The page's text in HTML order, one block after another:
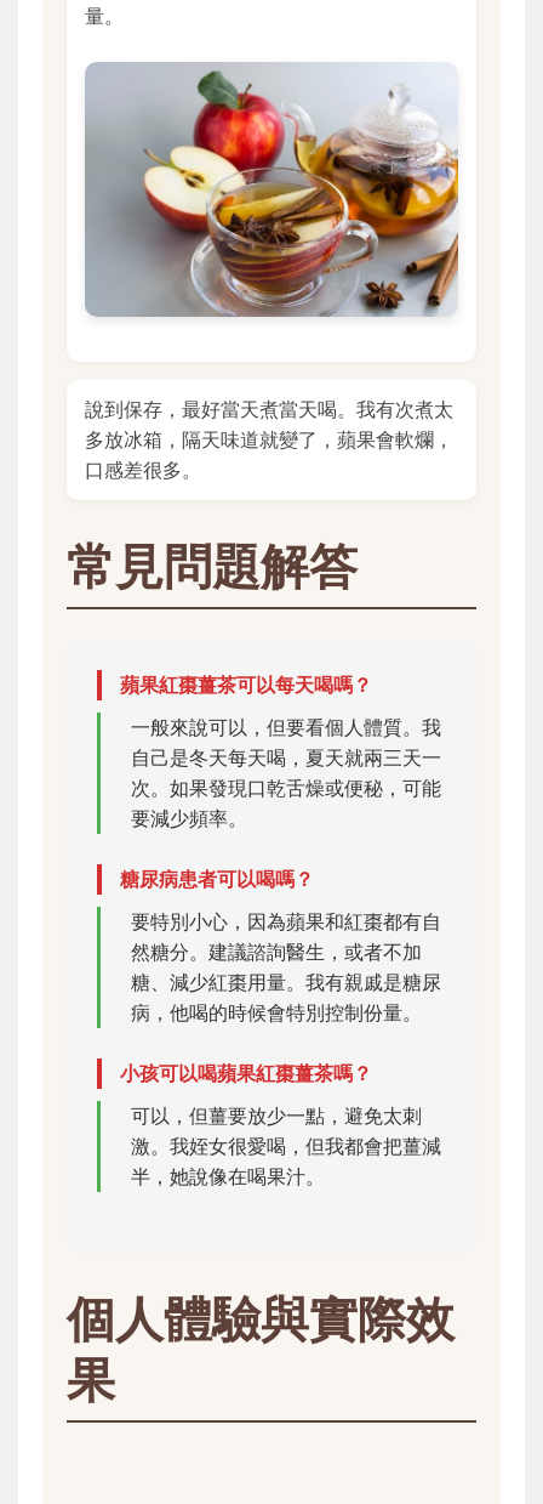
量。
說到保存，最好當天煮當天喝。我有次煮太
多放冰箱，隔天味道就變了，蘋果會軟爛，
口感差很多。
常見問題解答
蘋果紅棗薑茶可以每天喝嗎？
一般來說可以，但要看個人體質。我
自己是冬天每天喝，夏天就兩三天一
次。如果發現口乾舌燥或便秘，可能
要減少頻率。
糖尿病患者可以喝嗎？
要特別小心，因為蘋果和紅棗都有自
然糖分。建議諮詢醫生，或者不加
糖、減少紅棗用量。我有親戚是糖尿
病，他喝的時候會特別控制份量。
小孩可以喝蘋果紅棗薑茶嗎？
可以，但薑要放少一點，避免太刺
激。我姪女很愛喝，但我都會把薑減
半，她說像在喝果汁。
個人體驗與實際效
果